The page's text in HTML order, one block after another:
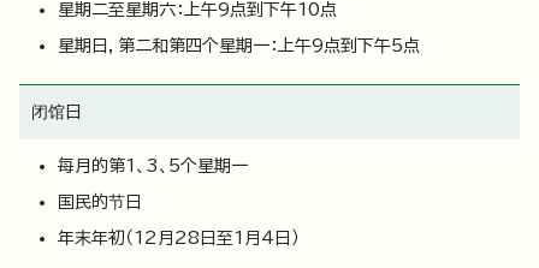
星期二至星期六：上午9点到下午10点
星期日，第二和第四个星期一：上午9点到下午5点
闭馆日
每月的第1、3、5个星期一
国民的节日
年末年初（12月28日至1月4日）